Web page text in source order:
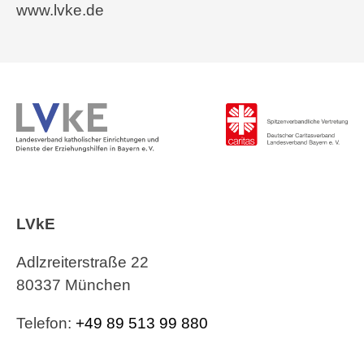
www.lvke.de
LVkE
Adlzreiterstraße 22
80337 München
Telefon: +49 89 513 99 880